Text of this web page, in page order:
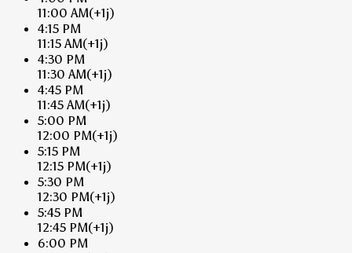
11:00 AM(+1j)
4:15 PM
11:15 AM(+1j)
4:30 PM
11:30 AM(+1j)
4:45 PM
11:45 AM(+1j)
5:00 PM
12:00 PM(+1j)
5:15 PM
12:15 PM(+1j)
5:30 PM
12:30 PM(+1j)
5:45 PM
12:45 PM(+1j)
6:00 PM